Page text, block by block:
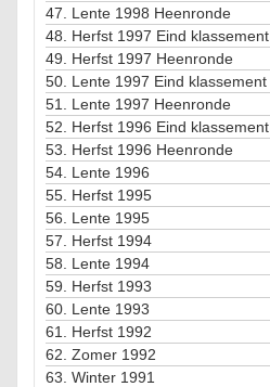
47. Lente 1998 Heenronde
48. Herfst 1997 Eind klassement
49. Herfst 1997 Heenronde
50. Lente 1997 Eind klassement
51. Lente 1997 Heenronde
52. Herfst 1996 Eind klassement
53. Herfst 1996 Heenronde
54. Lente 1996
55. Herfst 1995
56. Lente 1995
57. Herfst 1994
58. Lente 1994
59. Herfst 1993
60. Lente 1993
61. Herfst 1992
62. Zomer 1992
63. Winter 1991